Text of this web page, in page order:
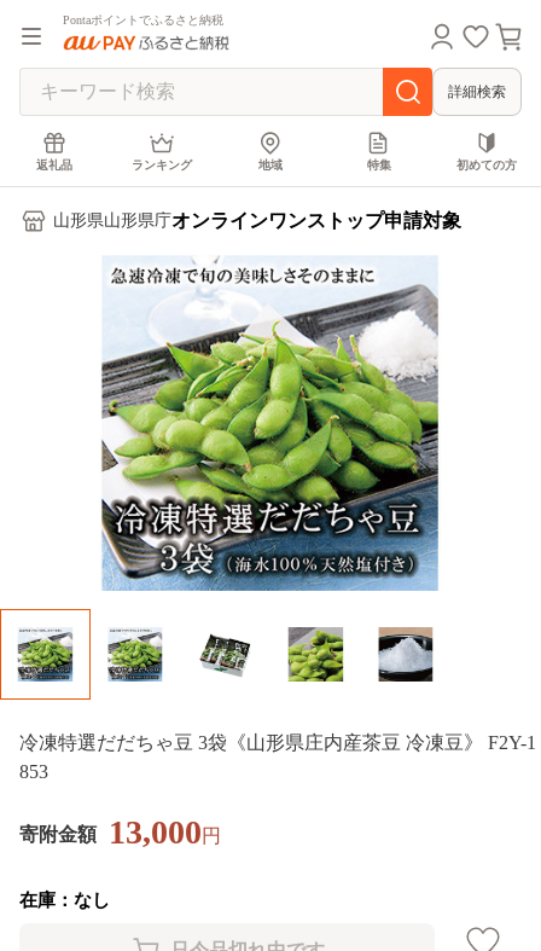
Pontaポイントでふるさと納税
詳細検索
返礼品 ランキング 地域 特集 初めての方
山形県山形県庁オンラインワンストップ申請対象
冷凍特選だだちゃ豆 3袋《山形県庄内産茶豆 冷凍豆》 F2Y-1
853
寄附金額 13,000円
在庫：なし